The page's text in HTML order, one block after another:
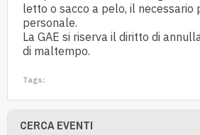
letto o sacco a pelo, il necessario
personale.
La GAE si riserva il diritto di
di maltempo.
Tags:
CERCA EVENTI